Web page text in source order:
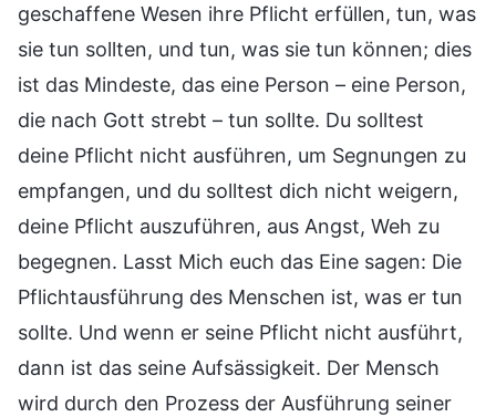
geschaffene Wesen ihre Pflicht erfüllen, tun, was
sie tun sollten, und tun, was sie tun können; dies
ist das Mindeste, das eine Person – eine Person,
die nach Gott strebt – tun sollte. Du solltest
deine Pflicht nicht ausführen, um Segnungen zu
empfangen, und du solltest dich nicht weigern,
deine Pflicht auszuführen, aus Angst, Weh zu
begegnen. Lasst Mich euch das Eine sagen: Die
Pflichtausführung des Menschen ist, was er tun
sollte. Und wenn er seine Pflicht nicht ausführt,
dann ist das seine Aufsässigkeit. Der Mensch
wird durch den Prozess der Ausführung seiner